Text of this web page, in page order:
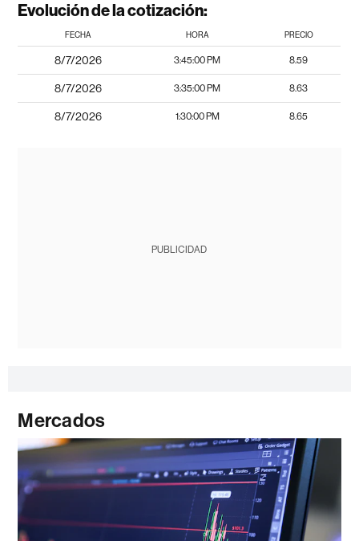
Evolución de la cotización:
FECHA HORA PRECIO
8/7/2026 3:45:00 PM 8.59
8/7/2026 3:35:00 PM 8.63
8/7/2026 1:30:00 PM 8.65
PUBLICIDAD
Mercados